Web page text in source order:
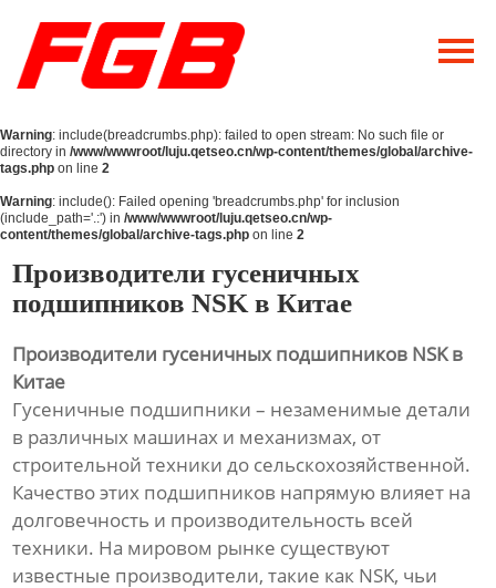
Главная
О Нас
Продукция
Новости
Warning: include(breadcrumbs.php): failed to open stream: No such file or
directory in /www/wwwroot/luju.qetseo.cn/wp-content/themes/global/archive-
tags.php on line 2
Warning: include(): Failed opening 'breadcrumbs.php' for inclusion
(include_path='.:') in /www/wwwroot/luju.qetseo.cn/wp-
content/themes/global/archive-tags.php on line 2
Производители гусеничных
подшипников NSK в Китае
Производители гусеничных подшипников NSK в
Китае
Гусеничные подшипники – незаменимые детали
в различных машинах и механизмах, от
строительной техники до сельскохозяйственной.
Качество этих подшипников напрямую влияет на
долговечность и производительность всей
техники. На мировом рынке существуют
известные производители, такие как NSK, чьи